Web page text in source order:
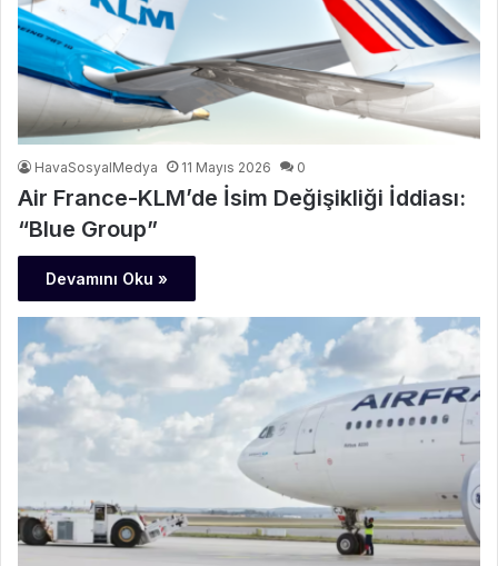
HavaSosyalMedya 11 Mayıs 2026 0
Air France-KLM’de İsim Değişikliği İddiası:
“Blue Group”
Devamını Oku »